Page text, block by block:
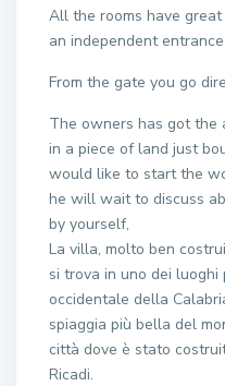
All the rooms have
an independent
From the gate you go
The owners has got the
in a piece of land just
would like to start the
he will wait to discuss
by yourself,
La villa, molto ben
si trova in uno dei
occidentale della
spiaggia più bella del
città dove è stato
Ricadi.